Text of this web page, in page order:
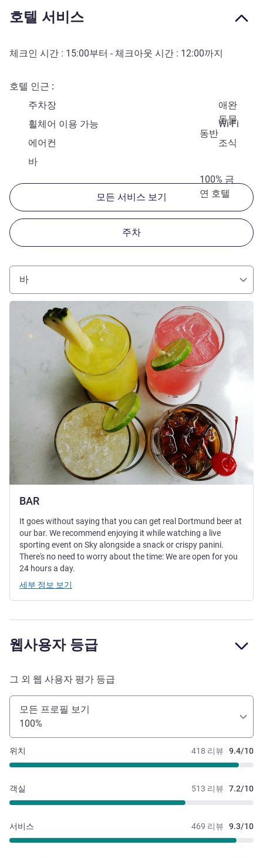
호텔 서비스
체크인 시간 : 15:00부터 - 체크아웃 시간 : 12:00까지
호텔 인근
주차장
애완
동물
동반
휠체어 이용 가능
Wi-Fi
에어컨
조식
바
100% 금
연 호텔
모든 서비스 보기
주차
바
BAR
세부 정보 보기
It goes without saying that you can get real Dortmund beer at
our bar. We recommend enjoying it while watching a live
sporting event on Sky alongside a snack or crispy panini.
There's no need to worry about the time: We are open for you
24 hours a day.
세부 정보 보기
웹사용자 등급
그 외 웹 사용자 평가 등급
모든 프로필 보기
100%
418 리뷰 9.4/10
위치
513 리뷰 7.2/10
객실
469 리뷰 9.3/10
서비스